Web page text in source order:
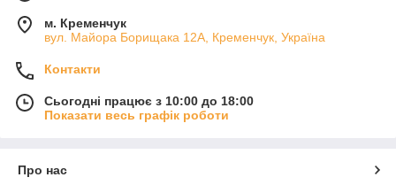
м. Кременчук
вул. Майора Борищака 12А, Кременчук, Україна
Контакти
Сьогодні працює з 10:00 до 18:00
Показати весь графік роботи
Про нас